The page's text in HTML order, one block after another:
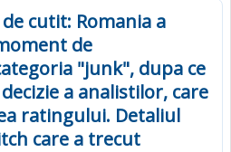
cutit: Romania a
de
"junk", dupa ce
a analistilor, care
ratingului. Detaliul
care a trecut